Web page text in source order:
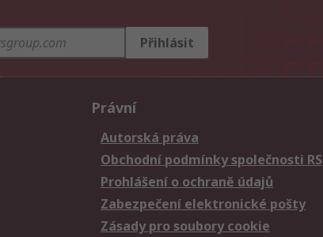
Přihlásit
Právní
Autorská práva
Obchodní podmínky společnosti RS
Prohlášení o ochraně údajů
Zabezpečení elektronické pošty
Zásady pro soubory cookie